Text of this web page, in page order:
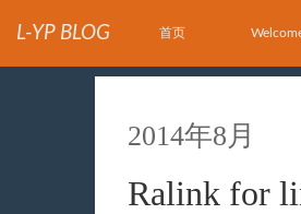
L-YP BLOG 首页
2014年8月
Ralink for